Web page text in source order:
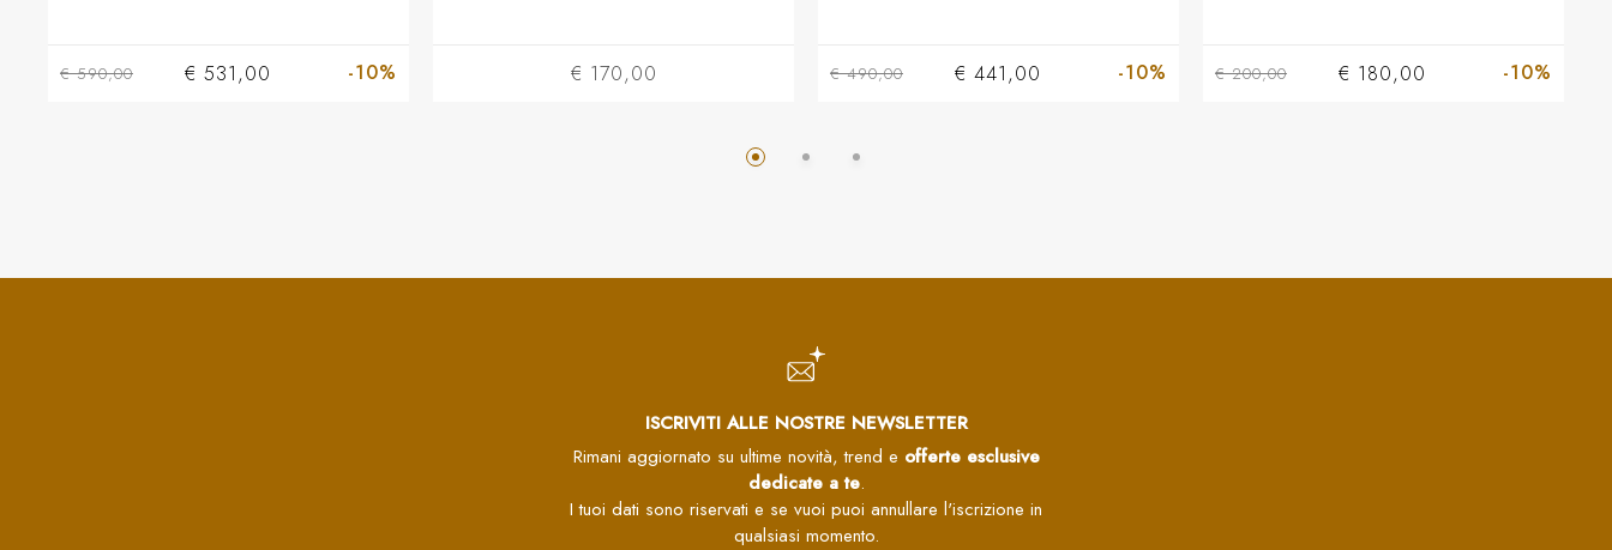
€ 590,00 € 531,00 -10% € 170,00 € 490,00 € 441,00 -10% € 200,00 € 180,00 -10%
ISCRIVITI ALLE NOSTRE NEWSLETTER
Rimani aggiornato su ultime novità, trend e offerte esclusive
dedicate a te.
I tuoi dati sono riservati e se vuoi puoi annullare l'iscrizione in
qualsiasi momento.